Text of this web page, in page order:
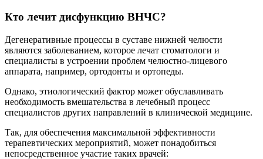
Кто лечит дисфункцию ВНЧС?
Дегенеративные процессы в суставе нижней челюсти
являются заболеванием, которое лечат стоматологи и
специалисты в устроении проблем челюстно-лицевого
аппарата, например, ортодонты и ортопеды.
Однако, этиологический фактор может обуславливать
необходимость вмешательства в лечебный процесс
специалистов других направлений в клинической медицине.
Так, для обеспечения максимальной эффективности
терапевтических мероприятий, может понадобиться
непосредственное участие таких врачей: